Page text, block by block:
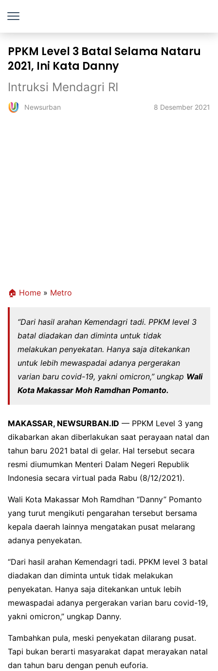
PPKM Level 3 Batal Selama Nataru
2021, Ini Kata Danny
Intruksi Mendagri RI
Newsurban 8 Desember 2021
🏠 Home » Metro
“Dari hasil arahan Kemendagri tadi. PPKM level 3
batal diadakan dan diminta untuk tidak
melakukan penyekatan. Hanya saja ditekankan
untuk lebih mewaspadai adanya pergerakan
varian baru covid-19, yakni omicron,” ungkap Wali
Kota Makassar Moh Ramdhan Pomanto.
MAKASSAR, NEWSURBAN.ID — PPKM Level 3 yang
dikabarkan akan diberlakukan saat perayaan natal dan
tahun baru 2021 batal di gelar. Hal tersebut secara
resmi diumumkan Menteri Dalam Negeri Republik
Indonesia secara virtual pada Rabu (8/12/2021).
Wali Kota Makassar Moh Ramdhan “Danny” Pomanto
yang turut mengikuti pengarahan tersebut bersama
kepala daerah lainnya mengatakan pusat melarang
adanya penyekatan.
“Dari hasil arahan Kemendagri tadi. PPKM level 3 batal
diadakan dan diminta untuk tidak melakukan
penyekatan. Hanya saja ditekankan untuk lebih
mewaspadai adanya pergerakan varian baru covid-19,
yakni omicron,” ungkap Danny.
Tambahkan pula, meski penyekatan dilarang pusat.
Tapi bukan berarti masyarakat dapat merayakan natal
dan tahun baru dengan penuh euforia.